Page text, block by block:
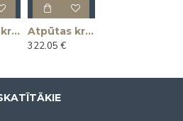
Atpūtas krēsls KLAUS
Atpūtas krēsls MAGNUS
322.05 €